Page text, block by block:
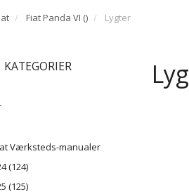
Fiat Panda VI () Lygter
KATEGORIER
Værksteds-manualer
(124)
(125)